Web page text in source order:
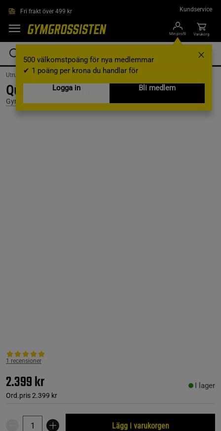
Fri frakt över 499 kr Kundservice
Min profil
500 välkomstpoäng för nya medlemmar
✔ 1 poäng per krona du handlar för
Logga in
Bli medlem
Varukorg
Utrustning & Tillbehör / Hemmagym /Hantlar
Quick-Lock Dumbbell 22,5 kg
Gymstick
1 recensioner
2.399 kr
Ord.pris2.399 kr
I lager
Lägg i varukorgen